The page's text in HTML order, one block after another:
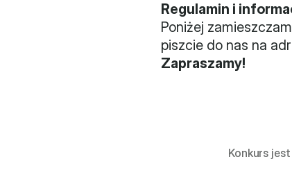
Regulamin i
Poniżej
piszcie do nas na
Zapraszamy!
Konkurs